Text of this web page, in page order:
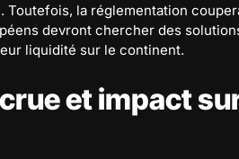
Toutefois, la réglementation
devront chercher des
liquidité sur le continent.
et impact